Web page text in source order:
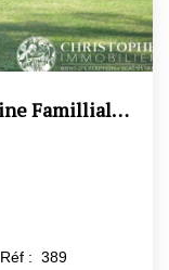
Une Des Plus Belle Contemporaine Familliale Proche Du...
Réf : 389